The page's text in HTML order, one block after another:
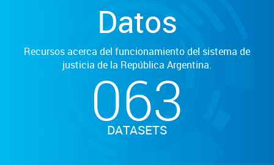
Datos
Recursos acerca del funcionamiento del sistema de
justicia de la República Argentina.
063
DATASETS